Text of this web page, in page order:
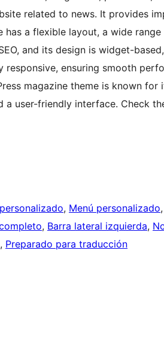
related to news. It provides
a flexible layout, a wide
and its design is widget-
ensuring smooth
magazine theme is known for
a user-friendly interface. Check
, Menú personalizado,
, Barra lateral izquierda,
, Preparado para traducción